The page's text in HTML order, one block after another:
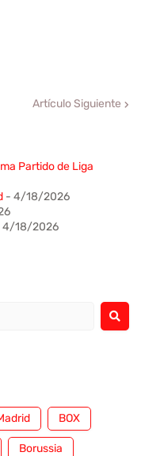
Artículo Siguiente
Partido de Liga
- 4/18/2026
4/18/2026
BOX
Borussia